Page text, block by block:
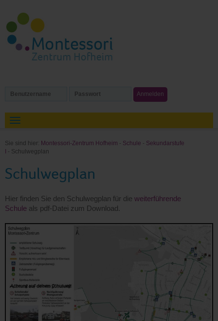
Sie sind hier: Montessori-Zentrum Hofheim - Schule - Sekundarstufe
- Schulwegplan
Schulwegplan
Hier finden Sie den Schulwegplan für die weiterführende
Schule als pdf-Datei zum Download.